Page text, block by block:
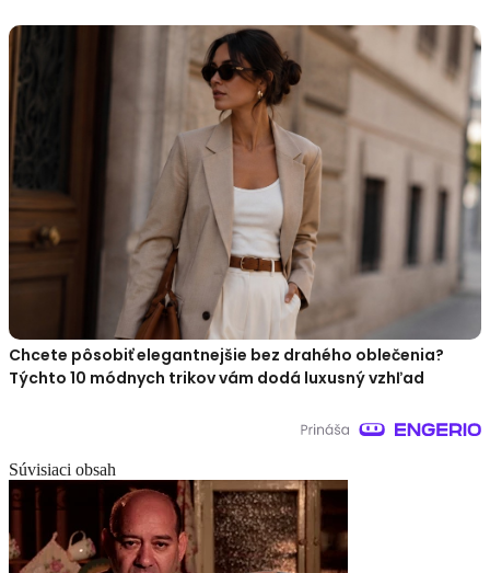
Chcete pôsobiť elegantnejšie bez drahého oblečenia?
Týchto 10 módnych trikov vám dodá luxusný vzhľad
Súvisiaci obsah